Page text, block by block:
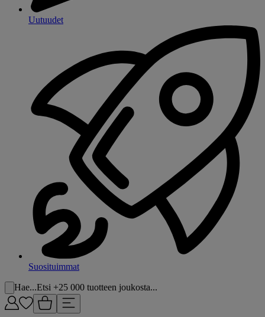
Uutuudet
Suosituimmat
Hae...Etsi +25 000 tuotteen joukosta...